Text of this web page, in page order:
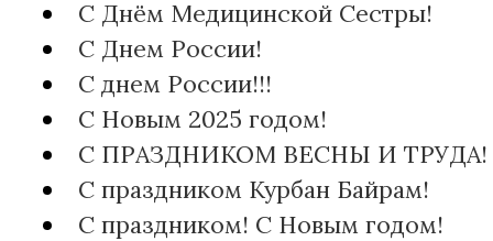
С Днём Медицинской Сестры!
С Днем России!
С днем России!!!
С Новым 2025 годом!
С ПРАЗДНИКОМ ВЕСНЫ И ТРУДА!
С праздником Курбан Байрам!
С праздником! С Новым годом!